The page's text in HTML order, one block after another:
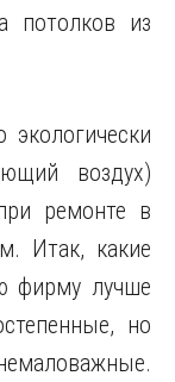
потолков из
воздух)
ремонте в
Итак, какие
фирму лучше
но